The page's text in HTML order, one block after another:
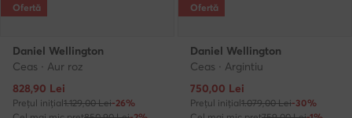
Ofertă
Daniel Wellington
Ceas · Aur roz
Prețul actual
828,90 Lei
Prețul inițial1.129,00 Lei-26%
Ofertă
Daniel Wellington
Ceas · Argintiu
Prețul actual
750,00 Lei
Prețul inițial1.079,00 Lei-30%